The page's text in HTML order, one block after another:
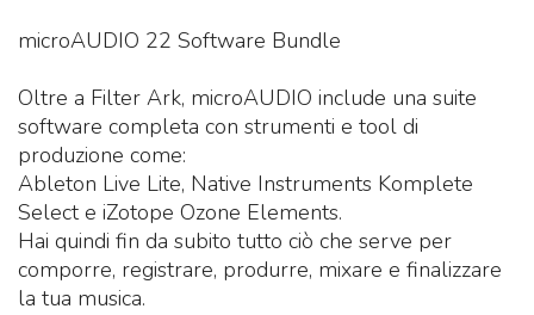
microAUDIO 22 Software Bundle
Oltre a Filter Ark, microAUDIO include una suite
software completa con strumenti e tool di
produzione come:
Ableton Live Lite, Native Instruments Komplete
Select e iZotope Ozone Elements.
Hai quindi fin da subito tutto ciò che serve per
comporre, registrare, produrre, mixare e finalizzare
la tua musica.